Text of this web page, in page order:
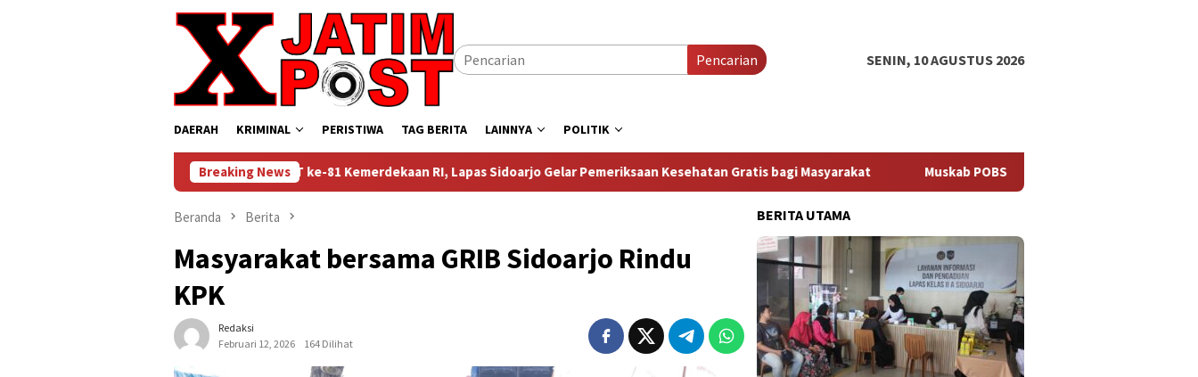
Pencarian SENIN, 10 AGUSTUS 2026
DAERAH KRIMINAL PERISTIWA TAG BERITA LAINNYA POLITIK
Breaking News
Sambut HUT ke-81 Kemerdekaan RI, Lapas Sidoarjo Gelar Pemeriksaan Kesehatan Gratis bagi Masyarakat Muskab POBSI Kabupaten Kediri 2026 Tetapkan Ucok
Beranda Berita
Masyarakat bersama GRIB Sidoarjo Rindu
KPK
Redaksi
Februari 12, 2026
164 Dilihat
BERITA UTAMA